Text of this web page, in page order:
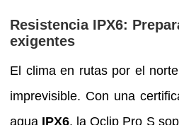
Resistencia IPX6:
exigentes
El clima en rutas por el
imprevisible. Con una
agua IPX6, la Oclip Pro S